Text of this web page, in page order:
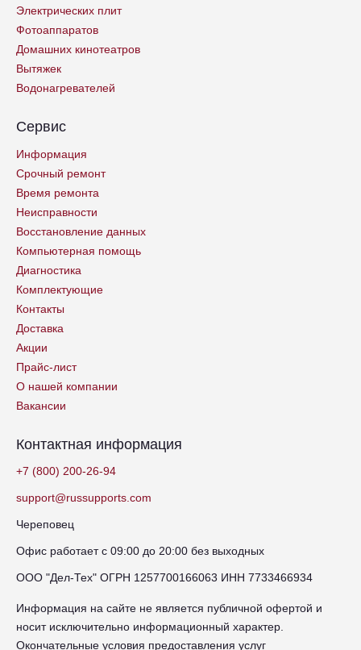
Электрических плит
Фотоаппаратов
Домашних кинотеатров
Вытяжек
Водонагревателей
Сервис
Информация
Срочный ремонт
Время ремонта
Неисправности
Восстановление данных
Компьютерная помощь
Диагностика
Комплектующие
Контакты
Доставка
Акции
Прайс-лист
О нашей компании
Вакансии
Контактная информация
+7 (800) 200-26-94
support@russupports.com
Череповец
Офис работает с 09:00 до 20:00 без выходных
ООО "Дел-Тех" ОГРН 1257700166063 ИНН 7733466934
Информация на сайте не является публичной офертой и
носит исключительно информационный характер.
Окончательные условия предоставления услуг